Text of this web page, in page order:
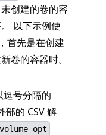
创建的卷的容
以下示例使
首先是在创建
卷的容器时。
号分隔的
部的 CSV 解
volume-opt